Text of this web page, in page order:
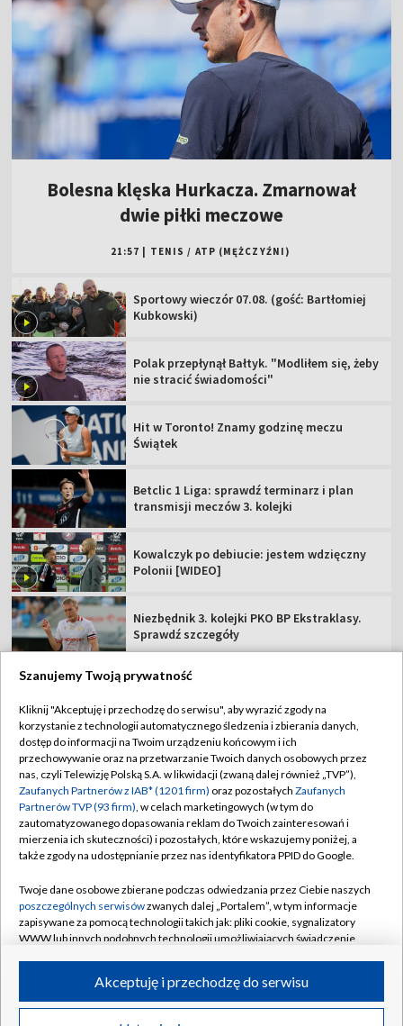
Bolesna klęska Hurkacza. Zmarnował
dwie piłki meczowe
21:57 TENIS / ATP (MĘŻCZYŹNI)
Sportowy wieczór 07.08. (gość: Bartłomiej
Kubkowski)
Polak przepłynął Bałtyk. "Modliłem się, żeby
nie stracić świadomości"
Hit w Toronto! Znamy godzinę meczu
Świątek
Betclic 1 Liga: sprawdź terminarz i plan
transmisji meczów 3. kolejki
Kowalczyk po debiucie: jestem wdzięczny
Polonii [WIDEO]
Niezbędnik 3. kolejki PKO BP Ekstraklasy.
Sprawdź szczegóły
TVP
Abonament TVP
Sklep TVP
Biuro Reklamy
Oferta Handlowa
Emisja w TVP
Rada Programowa
Ogłoszenia przetargowe
Akademia Telewizyjna
Regulamin TVP
Polityka prywatności
Moje zgody
Biuro reklamy
Kanały
©2026 Telewizja Polska Spółka Akcyjna w likwidacji
Szanujemy Twoją prywatność
Kliknij "Akceptuję i przechodzę do serwisu", aby wyrazić zgody na
korzystanie z technologii automatycznego śledzenia i zbierania danych,
dostęp do informacji na Twoim urządzeniu końcowym i ich
przechowywanie oraz na przetwarzanie Twoich danych osobowych przez
nas, czyli Telewizję Polską S.A. w likwidacji (zwaną dalej również „TVP”),
Zaufanych Partnerów z IAB* (1201 firm) oraz pozostałych Zaufanych
Partnerów TVP (93 firm), w celach marketingowych (w tym do
zautomatyzowanego dopasowania reklam do Twoich zainteresowań i
mierzenia ich skuteczności) i pozostałych, które wskazujemy poniżej, a
także zgody na udostępnianie przez nas identyfikatora PPID do Google.
Twoje dane osobowe zbierane podczas odwiedzania przez Ciebie naszych
poszczególnych serwisówzwanych dalej „Portalem”, w tym informacje
zapisywane za pomocą technologii takich jak: pliki cookie, sygnalizatory
WWW lub innych podobnych technologii umożliwiających świadczenie
ruchu w Internecie.
Twoje dane osobowe zbierane podczas odwiedzania przez Ciebie
Akceptuję i przechodzę do serwisu